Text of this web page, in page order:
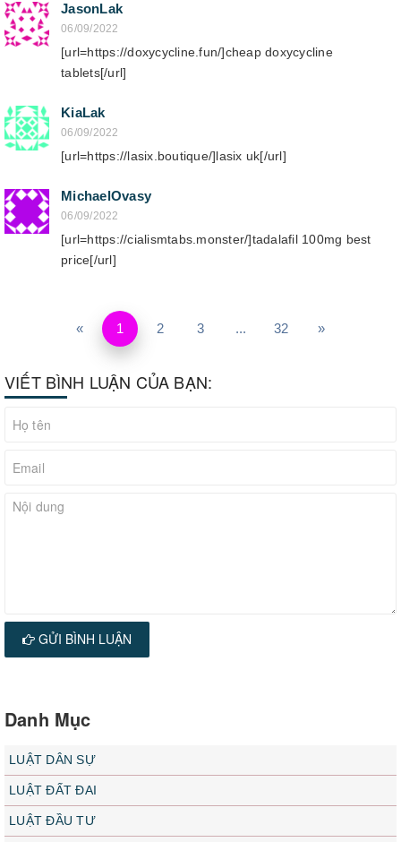
JasonLak
06/09/2022
[url=https://doxycycline.fun/]cheap doxycycline
tablets[/url]
KiaLak
06/09/2022
[url=https://lasix.boutique/]lasix uk[/url]
MichaelOvasy
06/09/2022
[url=https://cialismtabs.monster/]tadalafil 100mg best
price[/url]
« 1 2 3 ... 32 »
VIẾT BÌNH LUẬN CỦA BẠN:
GỬI BÌNH LUẬN
Danh Mục
LUẬT DÂN SỰ
LUẬT ĐẤT ĐAI
LUẬT ĐẦU TƯ